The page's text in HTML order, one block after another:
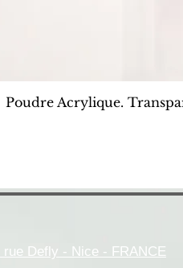
Poudre Acrylique.
rue Defly - Nice - FRANCE